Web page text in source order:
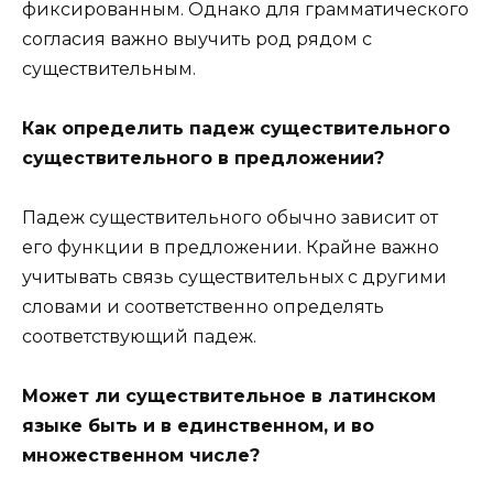
фиксированным. Однако для грамматического
согласия важно выучить род рядом с
существительным.
Как определить падеж существительного
существительного в предложении?
Падеж существительного обычно зависит от
его функции в предложении. Крайне важно
учитывать связь существительных с другими
словами и соответственно определять
соответствующий падеж.
Может ли существительное в латинском
языке быть и в единственном, и во
множественном числе?